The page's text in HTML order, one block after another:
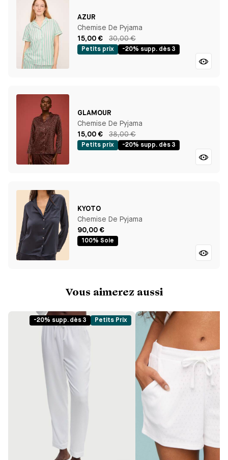
AZUR
Chemise De Pyjama
15,00 €
30,00 €
Petits prix -20% supp. dès 3
GLAMOUR
Chemise De Pyjama
15,00 €
38,00 €
Petits prix -20% supp. dès 3
KYOTO
Chemise De Pyjama
90,00 €
100% Soie
Vous aimerez aussi
-20% supp. dès 3 Petits Prix